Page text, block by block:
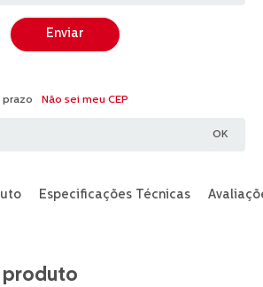
Enviar
Não sei meu CEP
Especificações Técnicas
produto